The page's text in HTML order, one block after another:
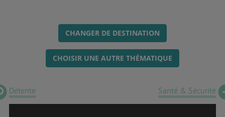
CHANGER DE DESTINATION
CHOISIR UNE AUTRE THÉMATIQUE
Détente Santé & Sécurité